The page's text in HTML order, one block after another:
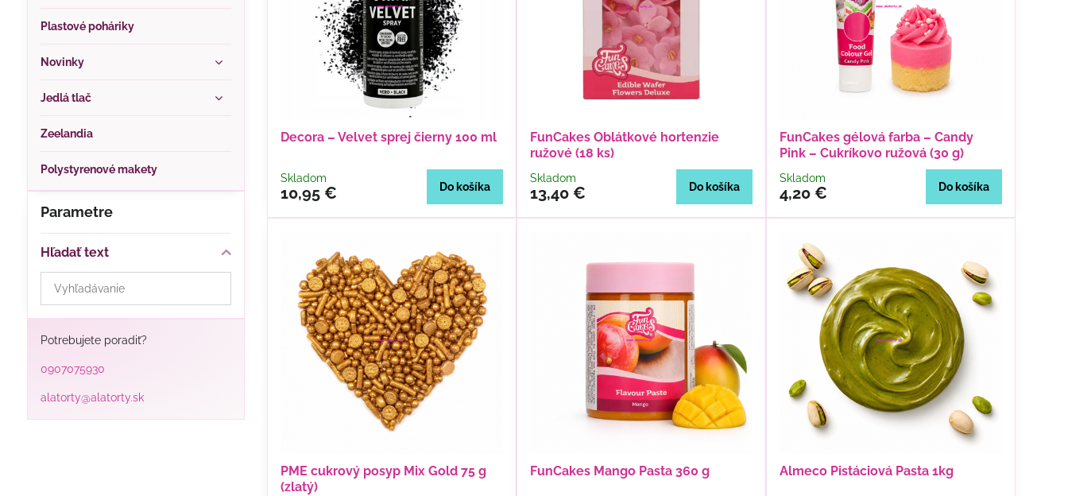
Decora – Velvet sprej čierny 100 ml
Skladom
10,95 € Do košíka
FunCakes Oblátkové hortenzie
ružové (18 ks)
Skladom
13,40 € Do košíka
FunCakes gélová farba – Candy
Pink – Cukríkovo ružová (30 g)
Skladom
4,20 € Do košíka
PME cukrový posyp Mix Gold 75 g
(zlatý)
FunCakes Mango Pasta 360 g Almeco Pistáciová Pasta 1kg
Parametre
Hľadať text
Prehľadať
výsledky
filtra
fulltextom
Potrebujete poradiť?
0907075930
alatorty@alatorty.sk
Plastové poháriky
Novinky
Jedlá tlač
Zeelandia
Polystyrenové makety